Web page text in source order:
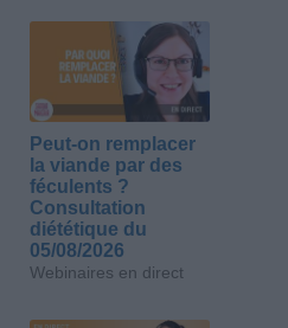
Peut-on remplacer
la viande par des
féculents ?
Consultation
diététique du
05/08/2026
Webinaires en direct